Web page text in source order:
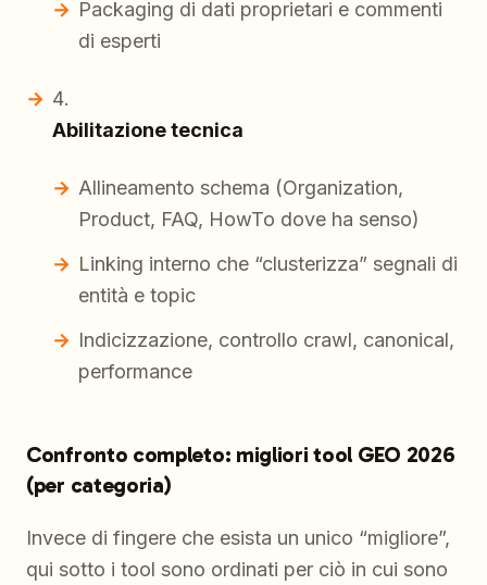
Packaging di dati proprietari e commenti
di esperti
Abilitazione tecnica
Allineamento schema (Organization,
Product, FAQ, HowTo dove ha senso)
Linking interno che “clusterizza” segnali di
entità e topic
Indicizzazione, controllo crawl, canonical,
performance
Confronto completo: migliori tool GEO 2026
(per categoria)
Invece di fingere che esista un unico “migliore”,
qui sotto i tool sono ordinati per ciò in cui sono